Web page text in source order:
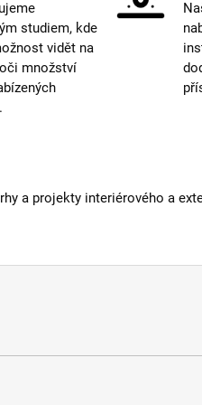
Krytí
Materiál:
Možnost paralelního zapojení
Stmívatelné:
Výška:
do
studiem, kde
vidět na
množství
a projekty interiérového a